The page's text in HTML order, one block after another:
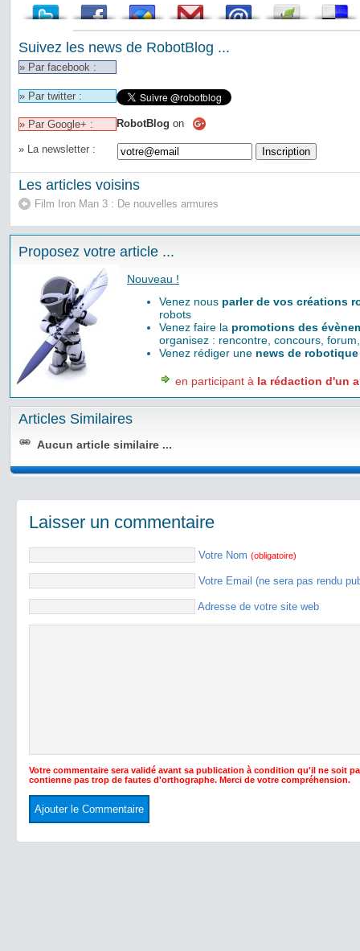
Suivez les news de RobotBlog ...
» Par facebook :
» Par twitter :
» Par Google+ : RobotBlog on
» La newsletter :
Les articles voisins
Film Iron Man 3 : De nouvelles armures
Proposez votre article ...
Nouveau !
Venez nous parler de vos créations
robots
Venez faire la promotions des
organisez : rencontre, concours,
Venez rédiger une news de robotique
en participant à la rédaction d'un
Articles Similaires
Aucun article similaire ...
Laisser un commentaire
Votre Nom (obligatoire)
Votre Email (ne sera pas rendu
Adresse de votre site web
Votre commentaire sera validé avant sa publication à condition qu'il ne soit
contienne pas trop de fautes d'orthographe. Merci de votre compréhension.